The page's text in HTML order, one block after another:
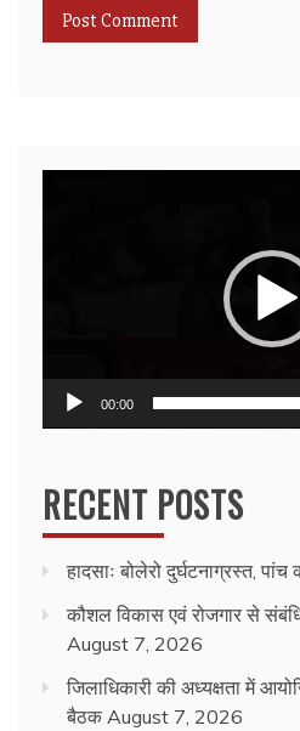
00:00
RECENT POSTS
हादसाः बोलेरो दुर्घटनाग्रस्त, पांच
कौशल विकास एवं रोजगार से
August 7, 2026
जिलाधिकारी की अध्यक्षता में
बैठक August 7, 2026